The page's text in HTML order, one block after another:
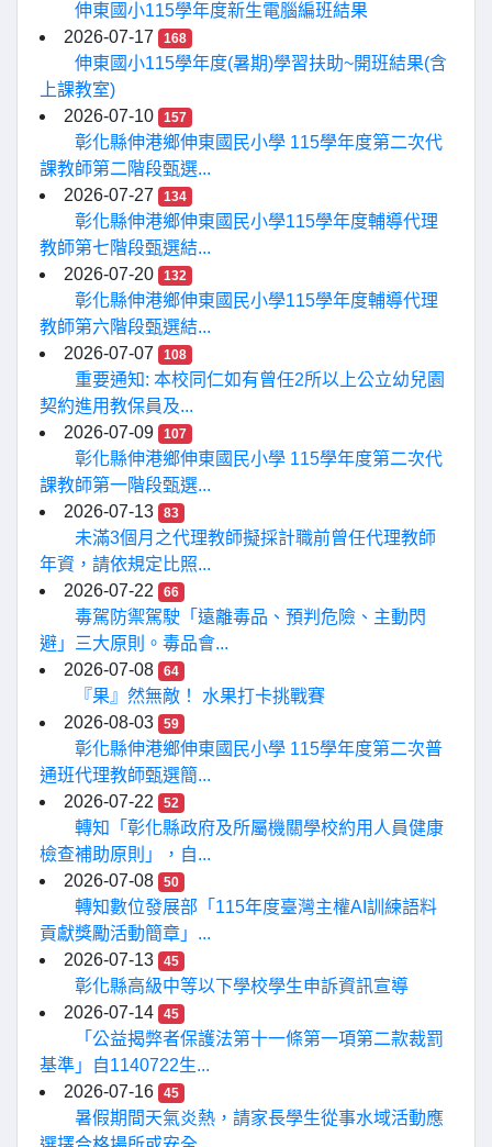
伸東國小115學年度新生電腦編班結果
2026-07-17
168
伸東國小115學年度(暑期)學習扶助~開班結果(含
上課教室)
2026-07-10
157
彰化縣伸港鄉伸東國民小學 115學年度第二次代
課教師第二階段甄選...
2026-07-27
134
彰化縣伸港鄉伸東國民小學115學年度輔導代理
教師第七階段甄選結...
2026-07-20
132
彰化縣伸港鄉伸東國民小學115學年度輔導代理
教師第六階段甄選結...
2026-07-07
108
重要通知: 本校同仁如有曾任2所以上公立幼兒園
契約進用教保員及...
2026-07-09
107
彰化縣伸港鄉伸東國民小學 115學年度第二次代
課教師第一階段甄選...
2026-07-13
83
未滿3個月之代理教師擬採計職前曾任代理教師
年資，請依規定比照...
2026-07-22
66
毒駕防禦駕駛「遠離毒品、預判危險、主動閃
避」三大原則。毒品會...
2026-07-08
64
『果』然無敵！ 水果打卡挑戰賽
2026-08-03
59
彰化縣伸港鄉伸東國民小學 115學年度第二次普
通班代理教師甄選簡...
2026-07-22
52
轉知「彰化縣政府及所屬機關學校約用人員健康
檢查補助原則」，自...
2026-07-08
50
轉知數位發展部「115年度臺灣主權AI訓練語料
貢獻獎勵活動簡章」...
2026-07-13
45
彰化縣高級中等以下學校學生申訴資訊宣導
2026-07-14
45
「公益揭弊者保護法第十一條第一項第二款裁罰
基準」自1140722生...
2026-07-16
45
暑假期間天氣炎熱，請家長學生從事水域活動應